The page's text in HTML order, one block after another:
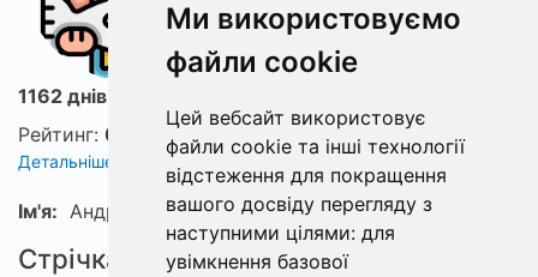
Ми використовуємо
файли cookie
Цей вебсайт використовує
файли cookie та інші технології
відстеження для покращення
вашого досвіду перегляду з
наступними цілями: для
увімкнення базової
1162 днів з ФішХаб
Рейтинг: 0
Детальніше про рейтинг
Ім'я: Андрій
Стрічка